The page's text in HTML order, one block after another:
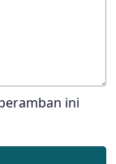
ini